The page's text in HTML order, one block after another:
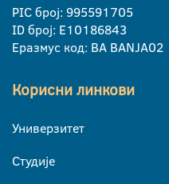
PIC број: 995591705
ID број: E10186843
Еразмус код: BA BANJA02
Корисни линкови
Универзитет
Студије